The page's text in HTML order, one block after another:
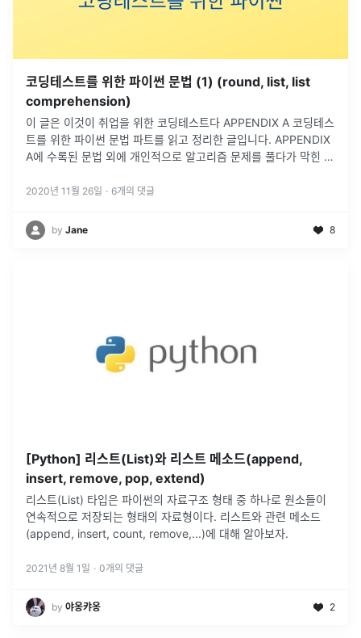
코딩테스트를 위한 파이썬 문법 (1) (round, list, list
comprehension)
이 글은 이것이 취업을 위한 코딩테스트다 APPENDIX A 코딩테스
트를 위한 파이썬 문법 파트를 읽고 정리한 글입니다. APPENDIX
A에 수록된 문법 외에 개인적으로 알고리즘 문제를 풀다가 막힌 문
재랑...
2020년 11월 26일 · 6개의 댓글
by Jane 8
[Python] 리스트(List)와 리스트 메소드(append,
insert, remove, pop, extend)
리스트(List) 타입은 파이썬의 자료구조 형태 중 하나로 원소들이
연속적으로 저장되는 형태의 자료형이다. 리스트와 관련 메소드
(append, insert, count, remove,...)에 대해 알아보자.
2021년 8월 1일 · 0개의 댓글
by 야옹캬옹 2